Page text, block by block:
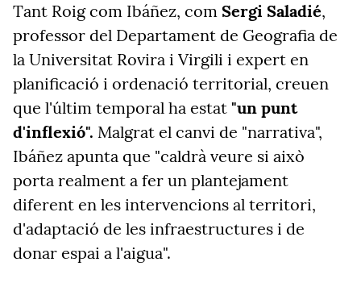
Tant Roig com Ibáñez, com Sergi Saladié,
professor del Departament de Geografia de
la Universitat Rovira i Virgili i expert en
planificació i ordenació territorial, creuen
que l'últim temporal ha estat "un punt
d'inflexió". Malgrat el canvi de "narrativa",
Ibáñez apunta que "caldrà veure si això
porta realment a fer un plantejament
diferent en les intervencions al territori,
d'adaptació de les infraestructures i de
donar espai a l'aigua".